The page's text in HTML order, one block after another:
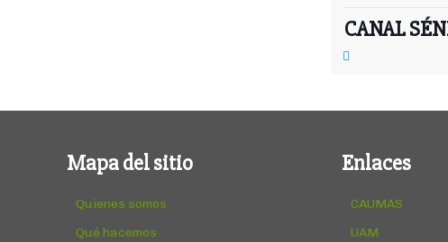
CANAL
Mapa del sitio
Quienes somos
Qué hacemos
Enlaces
CAUMAS
UAM